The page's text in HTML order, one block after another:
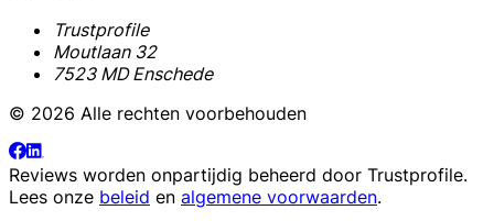
Trustprofile
Moutlaan 32
7523 MD Enschede
© 2026 Alle rechten voorbehouden
Reviews worden onpartijdig beheerd door Trustprofile.
Lees onze beleid en algemene voorwaarden.